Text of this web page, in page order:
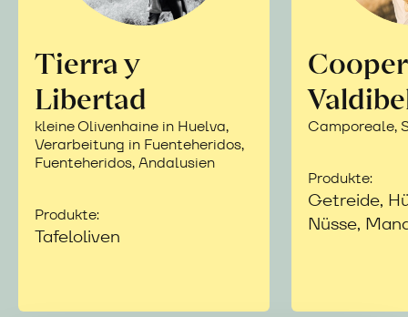
Tierra y
Libertad
kleine Olivenhaine in Huelva,
Verarbeitung in Fuenteheridos,
Fuenteheridos, Andalusien
Produkte:
Tafeloliven
Camporeale,
Produkte:
Getreide,
Nüsse,